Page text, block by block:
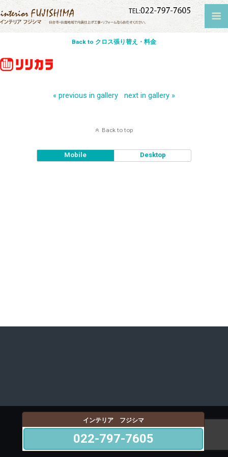
Back to クロス張り替え・料金
« previous in gallery next in gallery »
Back to top
Mobile Desktop
インテリア フジシマ
022-797-7605